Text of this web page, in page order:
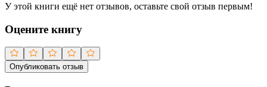
У этой книги ещё нет отзывов, оставьте свой отзыв первым!
Оцените книгу
Опубликовать отзыв